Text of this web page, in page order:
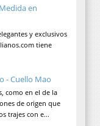
en
y exclusivos
tiene
- Cuello Mao
como en el de la
de origen que
trajes con e...